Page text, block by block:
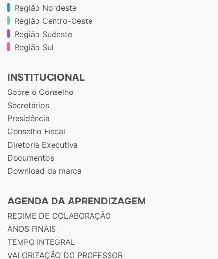
Região Nordeste
Região Centro-Oeste
Região Sudeste
Região Sul
INSTITUCIONAL
Sobre o Conselho
Secretários
Presidência
Conselho Fiscal
Diretoria Executiva
Documentos
Download da marca
AGENDA DA APRENDIZAGEM
REGIME DE COLABORAÇÃO
ANOS FINAIS
TEMPO INTEGRAL
VALORIZAÇÃO DO PROFESSOR